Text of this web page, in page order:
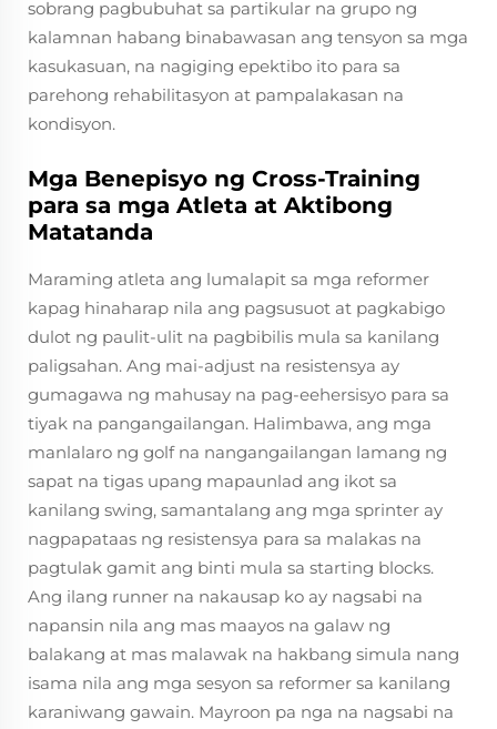
sobrang pagbubuhat sa partikular na grupo ng
kalamnan habang binabawasan ang tensyon sa mga
kasukasuan, na nagiging epektibo ito para sa
parehong rehabilitasyon at pampalakasan na
kondisyon.
Mga Benepisyo ng Cross-Training
para sa mga Atleta at Aktibong
Matatanda
Maraming atleta ang lumalapit sa mga reformer
kapag hinaharap nila ang pagsusuot at pagkabigo
dulot ng paulit-ulit na pagbibilis mula sa kanilang
paligsahan. Ang mai-adjust na resistensya ay
gumagawa ng mahusay na pag-eehersisyo para sa
tiyak na pangangailangan. Halimbawa, ang mga
manlalaro ng golf na nangangailangan lamang ng
sapat na tigas upang mapaunlad ang ikot sa
kanilang swing, samantalang ang mga sprinter ay
nagpapataas ng resistensya para sa malakas na
pagtulak gamit ang binti mula sa starting blocks.
Ang ilang runner na nakausap ko ay nagsabi na
napansin nila ang mas maayos na galaw ng
balakang at mas malawak na hakbang simula nang
isama nila ang mga sesyon sa reformer sa kanilang
karaniwang gawain. Mayroon pa nga na nagsabi na